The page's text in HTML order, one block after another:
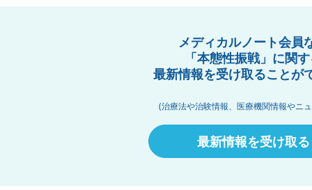
メディカルノート会員
「本態性振戦」に関
最新情報を受け取ることが
(治療法や治験情報、医療機関情報やニ
最新情報を受け取る